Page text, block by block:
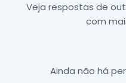
Veja respostas de
com
Ainda não há